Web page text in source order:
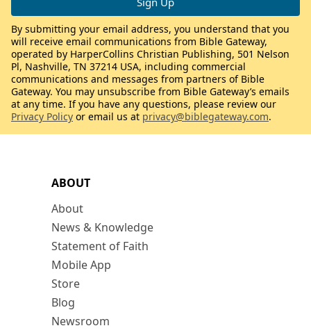
ABOUT
About
News & Knowledge
Statement of Faith
Mobile App
Store
Blog
Newsroom
By submitting your email address, you understand that you
will receive email communications from Bible Gateway,
operated by HarperCollins Christian Publishing, 501 Nelson
Pl, Nashville, TN 37214 USA, including commercial
communications and messages from partners of Bible
Gateway. You may unsubscribe from Bible Gateway’s emails
at any time. If you have any questions, please review our
Privacy Policy or email us at privacy@biblegateway.com.